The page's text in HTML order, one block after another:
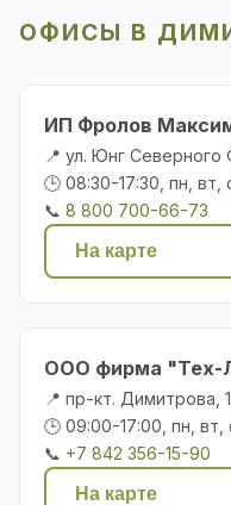
ОФИСЫ В
ИП Фролов
📍 ул. Юнг Северного
🕒 08:30-17:30, пн, вт,
📞 8 800 700-66-73
На карте
ООО фирма "Тех-
📍 пр-кт. Димитрова,
🕒 09:00-17:00, пн, вт,
📞 +7 842 356-15-90
На карте